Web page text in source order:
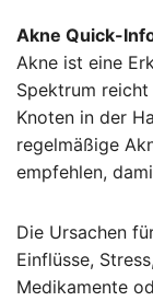
Akne Quick-
Akne ist eine
Spektrum
Knoten in der
regelmäßige
empfehlen,
Die Ursachen
Einflüsse,
Medikamente